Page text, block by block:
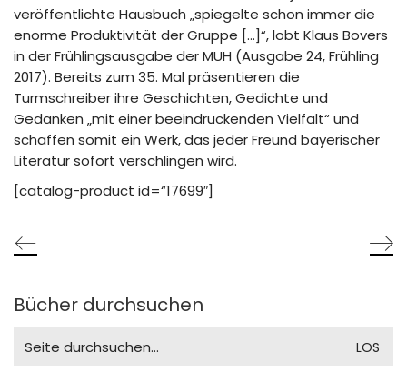
veröffentlichte Hausbuch „spiegelte schon immer die
enorme Produktivität der Gruppe […]“, lobt Klaus Bovers
in der Frühlingsausgabe der MUH (Ausgabe 24, Frühling
2017). Bereits zum 35. Mal präsentieren die
Turmschreiber ihre Geschichten, Gedichte und
Gedanken „mit einer beeindruckenden Vielfalt“ und
schaffen somit ein Werk, das jeder Freund bayerischer
Literatur sofort verschlingen wird.
[catalog-product id=“17699″]
Bücher durchsuchen
for: